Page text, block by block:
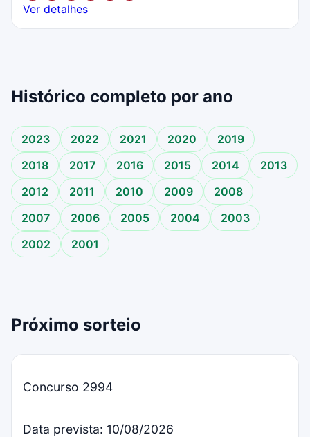
Ver detalhes
Histórico completo por ano
2023 2022 2021 2020
2019
2018
2017 2016 2015 2014
2013
2012
2011 2010 2009
2008
2007
2006 2005 2004
2003
2002
2001
Próximo sorteio
Concurso 2994
Data prevista: 10/08/2026